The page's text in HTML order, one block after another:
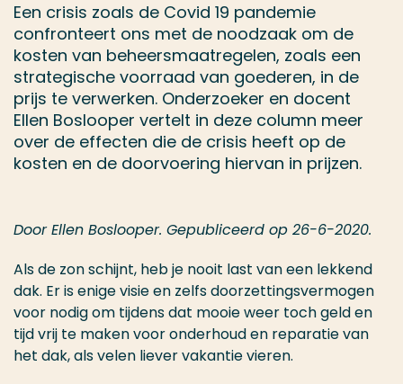
Een crisis zoals de Covid 19 pandemie
confronteert ons met de noodzaak om de
kosten van beheersmaatregelen, zoals een
strategische voorraad van goederen, in de
prijs te verwerken. Onderzoeker en docent
Ellen Boslooper vertelt in deze column meer
over de effecten die de crisis heeft op de
kosten en de doorvoering hiervan in prijzen.
Door Ellen Boslooper. Gepubliceerd op 26-6-2020.
Als de zon schijnt, heb je nooit last van een lekkend
dak. Er is enige visie en zelfs doorzettingsvermogen
voor nodig om tijdens dat mooie weer toch geld en
tijd vrij te maken voor onderhoud en reparatie van
het dak, als velen liever vakantie vieren.